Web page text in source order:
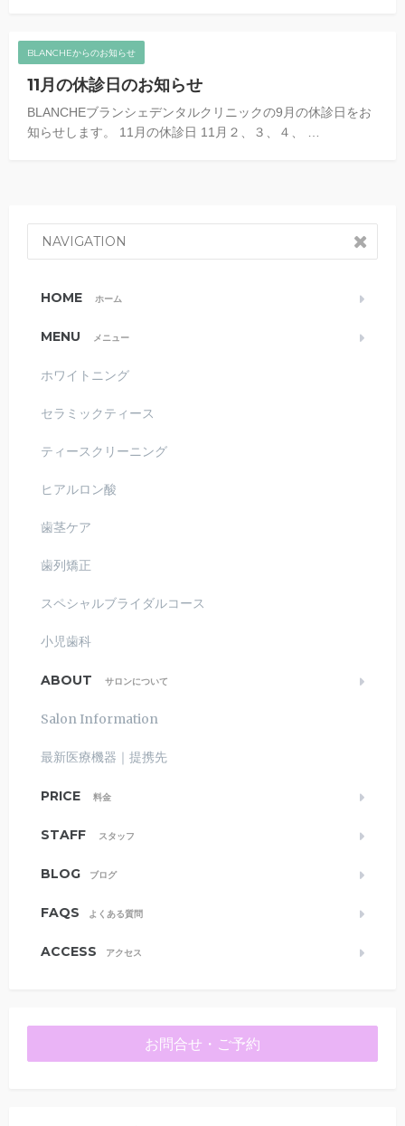
BLANCHEからのお知らせ
11月の休診日のお知らせ
BLANCHEブランシェデンタルクリニックの9月の休診日をお
知らせします。 11月の休診日 11月２、３、４、 …
NAVIGATION
HOME ホーム
MENU メニュー
ホワイトニング
セラミックティース
ティースクリーニング
ヒアルロン酸
歯茎ケア
歯列矯正
スペシャルブライダルコース
小児歯科
ABOUT サロンについて
Salon Information
最新医療機器｜提携先
PRICE 料金
STAFF スタッフ
BLOG ブログ
FAQS よくある質問
ACCESS アクセス
お問合せ・ご予約